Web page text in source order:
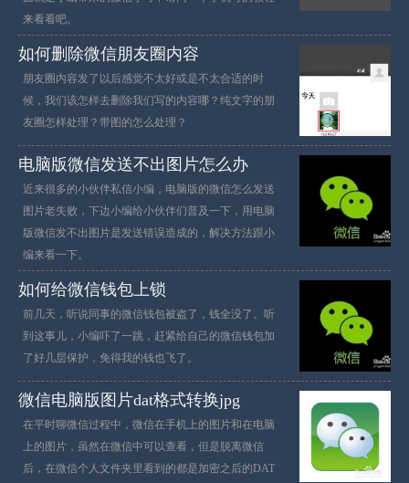
来看看吧。
如何删除微信朋友圈内容
朋友圈内容发了以后感觉不太好或是不太合适的时
候，我们该怎样去删除我们写的内容哪？纯文字的朋
友圈怎样处理？带图的怎么处理？
电脑版微信发送不出图片怎么办
近来很多的小伙伴私信小编，电脑版的微信怎么发送
图片老失败，下边小编给小伙伴们普及一下，用电脑
版微信发不出图片是发送错误造成的，解决方法跟小
编来看一下。
如何给微信钱包上锁
前几天，听说同事的微信钱包被盗了，钱全没了。听
到这事儿，小编吓了一跳，赶紧给自己的微信钱包加
了好几层保护，免得我的钱也飞了。
微信电脑版图片dat格式转换jpg
在平时聊微信过程中，微信在手机上的图片和在电脑
上的图片，虽然在微信中可以查看，但是脱离微信
后，在微信个人文件夹里看到的都是加密之后的DAT